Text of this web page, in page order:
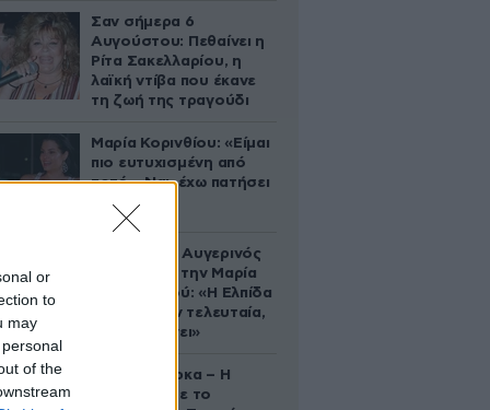
or
to
may
of the
Σαν σήμερα 6
Αυγούστου: Πεθαίνει η
Ρίτα Σακελλαρίου, η
λαϊκή ντίβα που έκανε
τη ζωή της τραγούδι
Μαρία Κορινθίου: «Είμαι
πιο ευτυχισμένη από
ποτέ – Ναι, έχω πατήσει
φρένο»
Ο Θανάσης Αυγερινός
επιμένει για την Μαρία
Καρυστιανού: «Η Ελπίδα
πεθαίνει μεν τελευταία,
αλλά πεθαίνει»
Δανάη Μπάρκα – Η
ανάρτηση με το